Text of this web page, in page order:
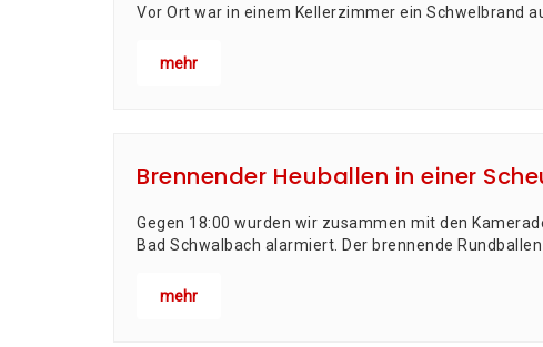
Vor Ort war in einem Kel­ler­zim­mer ein Schwel­brand
mehr
Brennender Heuballen in einer
Gegen 18:00 wur­den wir zusam­men mit den
Bad Schwal­bach alar­miert. Der bren­nen­de
mehr